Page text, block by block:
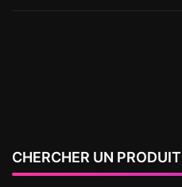
CHERCHER UN PRODUIT